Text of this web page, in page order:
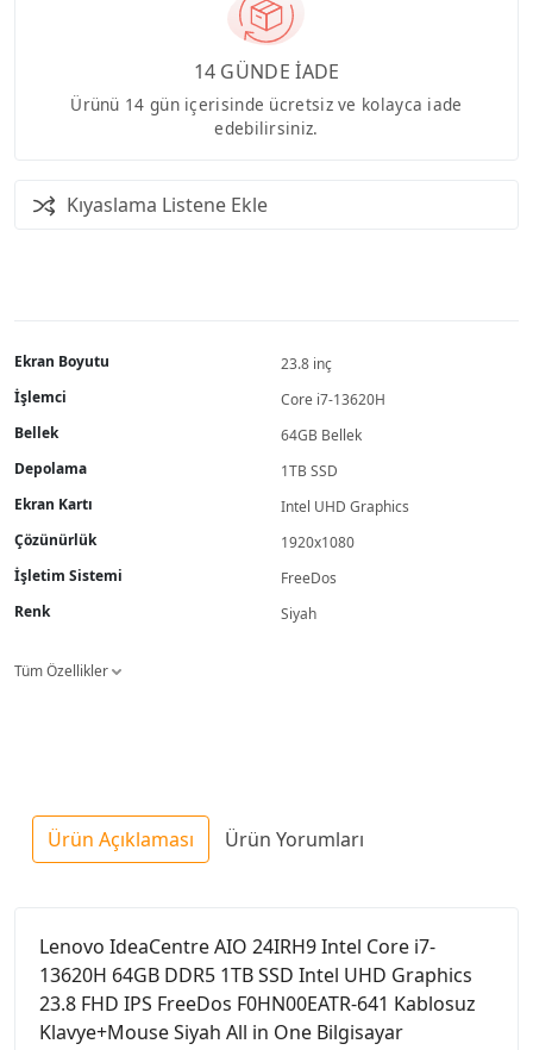
14 GÜNDE İADE
Ürünü 14 gün içerisinde ücretsiz ve kolayca iade
edebilirsiniz.
Kıyaslama Listene Ekle
Ekran Boyutu
23.8 inç
İşlemci
Core i7-13620H
Bellek
64GB Bellek
Depolama
1TB SSD
Ekran Kartı
Intel UHD Graphics
Çözünürlük
1920x1080
İşletim Sistemi
FreeDos
Renk
Siyah
Tüm Özellikler
Ürün Açıklaması Ürün Yorumları
Lenovo IdeaCentre AIO 24IRH9 Intel Core i7-
13620H 64GB DDR5 1TB SSD Intel UHD Graphics
23.8 FHD IPS FreeDos F0HN00EATR-641 Kablosuz
Klavye+Mouse Siyah All in One Bilgisayar